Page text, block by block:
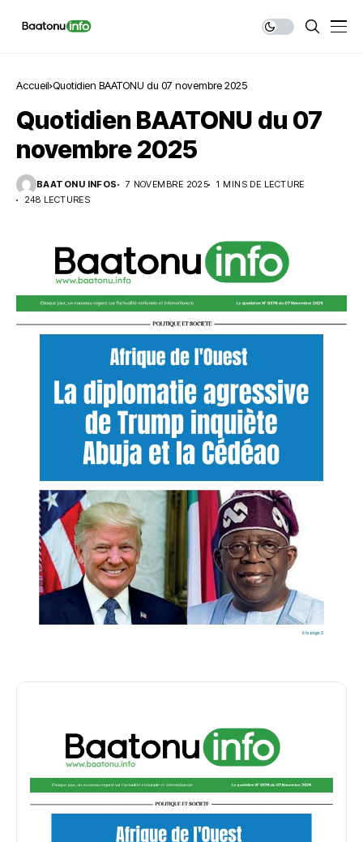
Accueil Quotidien BAATONU du 07 novembre 2025
Quotidien BAATONU du 07
novembre 2025
BAATONU INFOS 7 NOVEMBRE 2025
1 MINS DE LECTURE
248 LECTURES